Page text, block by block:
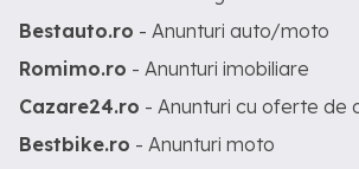
Bestauto.ro - Anunturi auto/moto
Romimo.ro - Anunturi imobiliare
Cazare24.ro - Anunturi cu oferte de
Bestbike.ro - Anunturi moto